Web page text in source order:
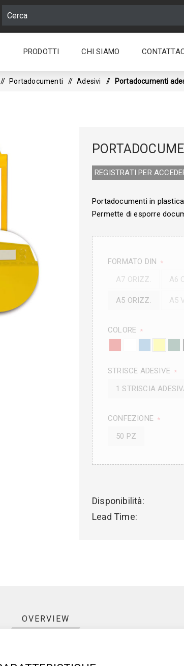
PRODOTTI CHI SIAMO
/ Portadocumenti / Adesivi / Portadocumenti
REGISTRATI PER
Portadocumenti in
Permette di esporre
FORMATO DIN *
A7 ORIZZ. A6
A5 ORIZZ. A5
COLORE *
STRISCE ADESIVE *
1 STRISCIA
CONFEZIONE *
50 PZ
Disponibilità:
Lead Time:
OVERVIEW